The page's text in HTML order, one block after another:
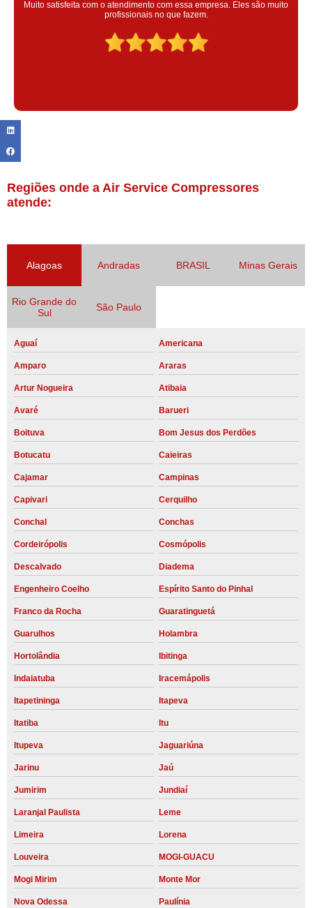
colaoradores educado e transparente, destaque para o colaborador
Claudinei excelente profissional!
Regiões onde a Air Service Compressores
atende:
Alagoas Andradas BRASIL Minas Gerais
Rio Grande do
Sul
São Paulo
Aguaí Americana
Amparo Araras
Artur Nogueira Atibaia
Avaré Barueri
Boituva Bom Jesus dos Perdões
Botucatu Caieiras
Cajamar Campinas
Capivari Cerquilho
Conchal Conchas
Cordeirópolis Cosmópolis
Descalvado Diadema
Engenheiro Coelho Espírito Santo do Pinhal
Franco da Rocha Guaratinguetá
Guarulhos Holambra
Hortolândia Ibitinga
Indaiatuba Iracemápolis
Itapetininga Itapeva
Itatiba Itu
Itupeva Jaguariúna
Jarinu Jaú
Jumirim Jundiaí
Laranjal Paulista Leme
Limeira Lorena
Louveira MOGI-GUACU
Mogi Mirim Monte Mor
Nova Odessa Paulínia